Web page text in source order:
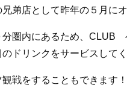
弟店として昨年の５月にオ
分圏内にあるため、CLUB
ドリンクをサービスしてく
戦をすることもできます！